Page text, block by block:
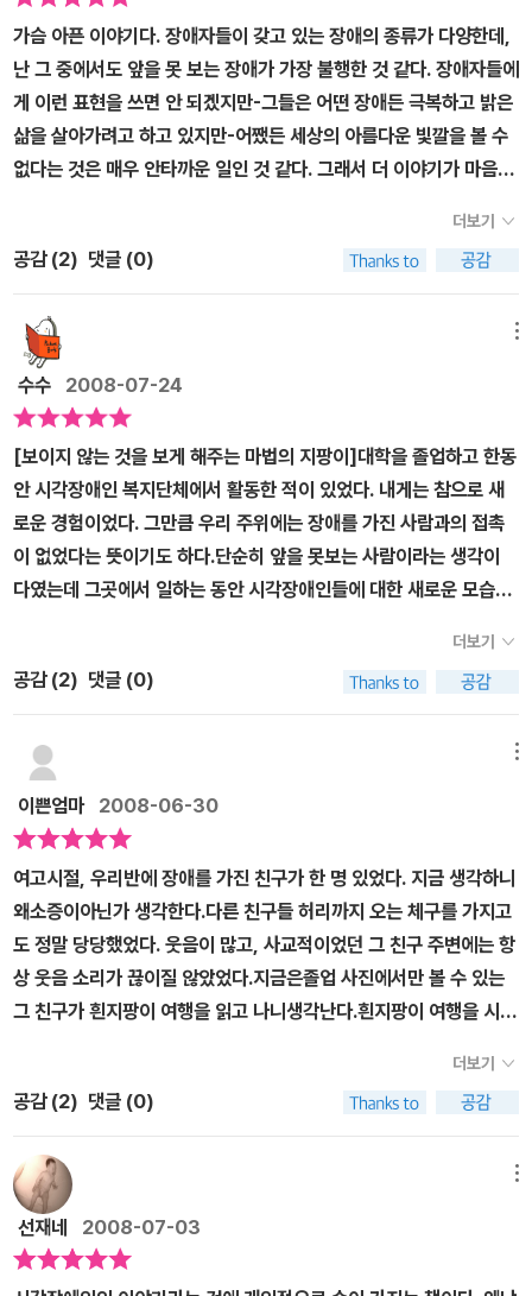
책의 주인공 발레리는 차츰 시력을 잃어가게 된다. 두꺼운 안경을 쓰
고도 앞이 잘 보이지 않게 되었을 때 친구들은 '에이, 농담하지마. 넌
볼 수 있잖아.'라고 말하며 발레리를 이해하려 하지 않았다. 우리는 그
런 고통을 알지 못하기 때문에 이해할 수 없었던 거라고 생각한다. 그
러다 학교에서 수자라는 특수교육 선생님을 만나 친구들과 따로 수업
을 받는다. 무언가를 배우는 건 좋지만 친구들과 떨어져 다른 교실로
가는게 싫었다는 발레리의 마음을 충분히 알 것 같았다. 그러면서 흰
지팡이를 사용하게 되었고 점차 익숙해져서 제법 길을 다닐 수 있었
친구들도 지팡이 쓰는 법을 알고 싶어하는 걸 알게 되면서 자신감을
갖기도 하지만 로저라는 아이처럼 '찌르개'라며 놀리는 아이도 있다.
시력을 잃어 볼 수 없다고해서 자신이 있는데도 옆에 없다는 듯이 사
람들이 이러쿵저러쿵 말하땐 마음이 많이 아프단다.그 여자가 내 지
팡이를 보고 말했다. '아주 예쁜 아이인데 눈이 안 보인다니 정말 안
됐네.' 정말 마음이 아팠다! 막 화도 났다. 그 여자는 내가 듣지도 못한
다고 생각한 걸까? 아니면 말귀도 못 알아듣는 바보로 여긴 걸까?나
는 롤러스케이트를 탈 수 있다.(가끔 넘어질 때도 있지만 그건 누구나
마찬가지다.) 나는 수영도 한다.(수영 캠프에서 메달도 땄다.) 그림도
배우고 있다. 나는 내 손으로 침대를 정리한다. 게다가 나는 설거지도
한다!내가 배우고 있는 것 중 가장 중요한 것은 스스로 판단하는 법이
랬다. 다른 사람들도 그걸 배우면 정말 좋겠다. 그러면 그 사람들도 보
는 방법이 무지 많다는 걸 알게 될 테니까. 눈으로 보는 것은 중요하
다. 하지만 그게 전부는 아니다.이 책은 사계절에서 나온 초등학생이
보는 그림책 시리즈 중 하나인데 초등학교를 다니는 아이들이라면 꼭
한번 읽어봤으면 좋겠다. 우리가 가지고 있는 편견들에 대해서 얘기
도 나누고 아이와 함께 장애우에게 어떻게 하는게 좋을지에 대해서
토의를 해보는 것도 좋을 것 같다. 학교에서라면 안대로 눈을 가리고
시각장애인 체험을 해보는 것도 좋을 것 같다. 아이만이 아니라 어른
들에게도 새로운 시각을 주는 좋은 책이기에 많은 사람들이 함께 봤
으면 좋겠다.
가슴 아픈 이야기다. 장애자들이 갖고 있는 장애의 종류가 다양한데,
난 그 중에서도 앞을 못 보는 장애가 가장 불행한 것 같다. 장애자들에
게 이런 표현을 쓰면 안 되겠지만-그들은 어떤 장애든 극복하고 밝은
삶을 살아가려고 하고 있지만-어쨌든 세상의 아름다운 빛깔을 볼 수
없다는 것은 매우 안타까운 일인 것 같다. 그래서 더 이야기가 마음을
점점 더 시력을 잃어 가고 있다. 완전히 시력을 잃은 것은 아니지만 도
수가 높은 두꺼운 안경을 써도 다른 사람처럼 잘 볼 수가 없다. 이런
발레리를 위해 특수반 선생님이 맹인들이 들고 다니는 막대기(지팡
이)를 사용하는 방법을 알려준다. 발레리는 지팡이를 들고 다니면 자
신을 시각장애인이라고 볼까봐 처음에는 지팡이의 사용을 꺼리나 사
물과 몇 번 부딪치는 사건을 겪은 이래로는 지팡이의 유용함을 깨닫
게 된다. 지팡이를 처음 사용할 때 발레리는 사람들이 등 뒤에서 자기
에 대해 이러쿵저러쿵 이야기하는 것도 싫고 자신의 상태에 화도 나
지만, 특수반 선생님에게 교육을 받은 뒤에는 눈으로 보는 것도 중요
하지만, 그것보다 중요한 것이 스스로 판단하는 법임을 깨닫는다. 지
금의 시대는 시각의 시대이다. 우리가 사용하는 대부분의 매체들이
시각 매체들이다. 어느 책에서 봤는데 인간이 시각에 지나치게 의존
하게 되면 다른 감각들을 제 기능을 발휘하지 못하게 된다고 한다. 이
렇다가 정말 다른 감각들은 퇴화되고 시각만 발달해 우리가 흔히 상
을 보면 시각장애인이나 고도근시인 사람들의 불편함과 안타까운 마
음도 이해할 수 있게 된다. 그리고 사람은 하나의 감각이 퇴화되면 다
른 감각이 발달하듯이 그들도 보이지는 않지만 다른 감각들이 발달해
일상생활들을 일반인들처럼 훌륭히 할 수 있음도 알려준다. 그러므로
그들에게 동정심을 보이는 것은 옳지 않은 태도이다. 아무튼 아이들
에게 다른 사람에 대한 이해의 폭을 넓혀 주기 위해서 이런 책을 많이
읽혀야겠다. 그림도 좋다. 발레리의 시각으로 사물을 바라보는 듯하
게 그림을 그려 놓았다. 발레리가 점차 시력을 잃게 돼 희미하게 보이
더보기
공감 (2) 댓글 (0)
수수 2008-07-24
[보이지 않는 것을 보게 해주는 마법의 지팡이]대학을 졸업하고 한동
안 시각장애인 복지단체에서 활동한 적이 있었다. 내게는 참으로 새
로운 경험이었다. 그만큼 우리 주위에는 장애를 가진 사람과의 접촉
이 없었다는 뜻이기도 하다.단순히 앞을 못보는 사람이라는 생각이
다였는데 그곳에서 일하는 동안 시각장애인들에 대한 새로운 모습과
도 길을 가면서 시각장애인과 관련된 점자 표지판이나 건널목의 소리
나는 신호등같은 것에 대해서 아이에게 이야기해 주게 된다. 그렇게
조금씩 알려주면서 길에서 만나게 되는 시각장애인들에 대한 열린 마
음을 갖기를 바라면서 말이다.대부분의 사람들은생활 속에서 장애인
큼 관심이 적어서 떠올릴 기회가 많지 않을 테니까. 그래서 아이들에
게는 간접 경험이기는 하지만 가까이 하는 책을 통해서 많은 부분들
을 건드려줘야 한다고 여긴다.[흰지팡이의 여행]이라는 제목을 보면
서 분명 이 그림책에는 우울함보다 희망이 많이 담겼을 거라고 예상
했다. 지팡이에서 뿜어져 나오는 희망의 무지개도 보이고..시각장애
인의 대다수가 후천적으로 된다고 하니 결코 남의 이야기가 아니다.
책 속의 주인공도 점차 잃어가는 시각때문에 안타까움을 남긴다. 그
렇지만 중요한 것은 안타까워서 발을 동동 구르고 마는게 아니라 앞
으로 살아갈 수 있는 희망과 방법을 가르쳐주는 것이다. 소녀는 안보
지팡이..그렇지만 이 지팡이가 안보이는 길을 안내하는 것 외에 정말
정말 눈으로도 볼 수 없는 세계로까지 인도하게 됨을 깨닫는 모습을
보면서 나 역시 아이에게서 희망을 배운다. 보인다는 교만으로 우린
소중한 것을 너무도 알아채지 못하는 까막눈을 가지고 있으니 말이
다. 마음의 문을 열게 해주는 소녀의 흰지팡이는 시각장애인 들만이
더보기
공감 (2) 댓글 (0)
이쁜엄마2008-06-30
여고시절, 우리반에 장애를 가진 친구가 한 명 있었다. 지금 생각하니
왜소증이아닌가 생각한다.다른 친구들 허리까지 오는 체구를 가지고
도 정말 당당했었다. 웃음이 많고, 사교적이었던 그 친구 주변에는 항
상 웃음 소리가 끊이질 않았었다.지금은졸업 사진에서만 볼 수 있는
그 친구가 흰지팡이 여행을 읽고 나니생각난다.흰지팡이 여행을 시작
레리,어느 날부터 정말 기분 나쁘게 앞이 잘 보이지 않기 시작한다.
동생과 놀아 주기에 불편해지고,가위질을 잘 할 수 없게 되어 병원을
방문 해 보지만...........발레리는 이제 빛과 어듬만 볼 수 있을 뿐,사물
을 볼 수 없게 된다. 처음에는 자신의 장애를 받아 들이지 못하지만 차
츰 수자 선생님의 도움을 받아 가며 인정을 하고 힌지팡이 여행을 시
작한다.'싫어요! 그딴 건 필요 없어요. 그건 눈먼 사람들이 쓰는 거잖
아요난 장님이 아니에요. 필요없다고요!'하지만 수자 선생님은 화를
더보기
공감 (2) 댓글 (0)
선재네 2008-07-03